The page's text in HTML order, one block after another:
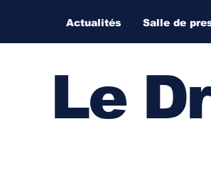
Actualités Salle de
Le